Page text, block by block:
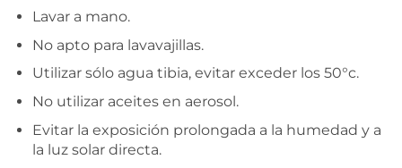
Lavar a mano.
No apto para lavavajillas.
Utilizar sólo agua tibia, evitar exceder los 50°c.
No utilizar aceites en aerosol.
Evitar la exposición prolongada a la humedad y a
la luz solar directa.